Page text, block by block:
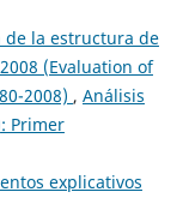
de la estructura de
(Evaluation of
2008) , Análisis
Primer
explicativos